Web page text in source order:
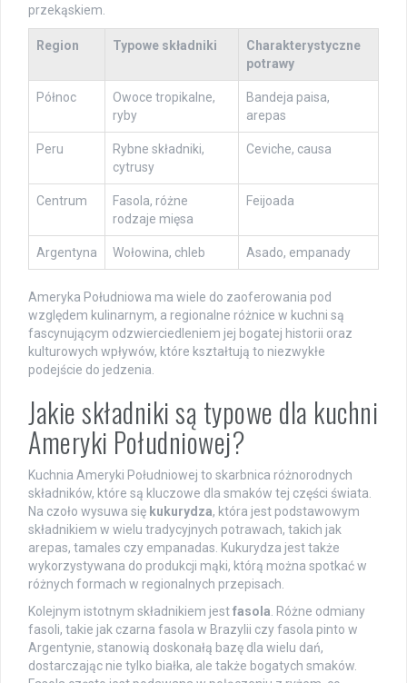
przekąskiem.
Region Typowe składniki
Charakterystyczne
potrawy
Północ
Owoce tropikalne,
ryby
Bandeja paisa,
arepas
Peru
Rybne składniki,
cytrusy
Ceviche, causa
Centrum
Fasola, różne
rodzaje mięsa
Feijoada
Argentyna Wołowina, chleb Asado, empanady
Ameryka Południowa ma wiele do zaoferowania pod
względem kulinarnym, a regionalne różnice w kuchni są
fascynującym odzwierciedleniem jej bogatej historii oraz
kulturowych wpływów, które kształtują to niezwykłe
podejście do jedzenia.
Jakie składniki są typowe dla kuchni
Ameryki Południowej?
Kuchnia Ameryki Południowej to skarbnica różnorodnych
składników, które są kluczowe dla smaków tej części świata.
Na czoło wysuwa się kukurydza, która jest podstawowym
składnikiem w wielu tradycyjnych potrawach, takich jak
arepas, tamales czy empanadas. Kukurydza jest także
wykorzystywana do produkcji mąki, którą można spotkać w
różnych formach w regionalnych przepisach.
Kolejnym istotnym składnikiem jestfasola . Różne odmiany
fasoli, takie jak czarna fasola w Brazylii czy fasola pinto w
Argentynie, stanowią doskonałą bazę dla wielu dań,
dostarczając nie tylko białka, ale także bogatych smaków.